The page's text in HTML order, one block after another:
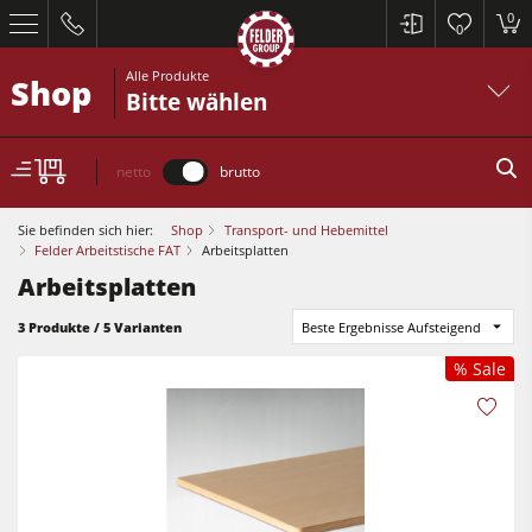
0
0
Kreissägen und Formatkreissägen
Kombimaschinen
Hobelmaschinen
Shop Alle Produkte
Bitte wählen
netto brutto
Sie befinden sich hier: Shop
Transport- und Hebemittel
Felder Arbeitstische FAT
Arbeitsplatten
Arbeitsplatten
3 Produkte / 5 Varianten Beste Ergebnisse Aufsteigend
% Sale